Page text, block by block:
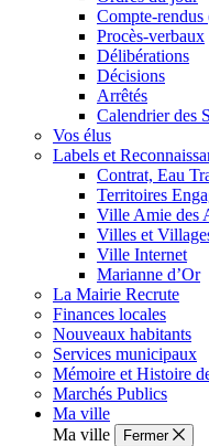
Compte-rendus
Procès-verbaux
Délibérations
Décisions
Arrêtés
Calendrier des
Vos élus
Labels et
Contrat, Eau
Territoires
Ville Amie des
Villes et
Ville Internet
Marianne d’Or
La Mairie Recrute
Finances locales
Nouveaux habitants
Services municipaux
Mémoire et Histoire
Marchés Publics
Ma ville
Ma ville
Fermer